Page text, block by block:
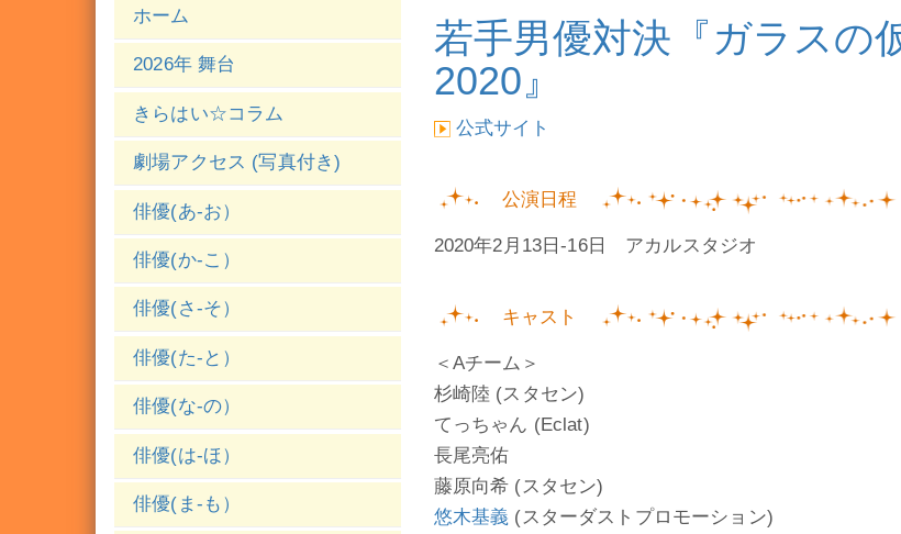
若手男優対決『ガラスの
2020』
公式サイト
公演日程
2020年2月13日-16日 アカルスタジオ
キャスト
＜Aチーム＞
杉崎陸 (スタセン)
てっちゃん (Eclat)
長尾亮佑
藤原向希 (スタセン)
悠木基義 (スターダストプロモーション)
ホーム
2026年 舞台
きらはい☆コラム
劇場アクセス (写真付き)
俳優(あ-お）
俳優(か-こ）
俳優(さ-そ）
俳優(た-と）
俳優(な-の）
俳優(は-ほ）
俳優(ま-も）